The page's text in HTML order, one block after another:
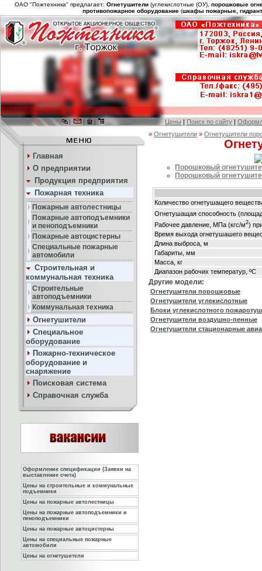
ОАО "Пожтехника" предлагает: Огнетушители (углекислотные (ОУ), порошковые
противопожарное оборудование (шкафы пожарные,
| | | Цены | Поиск по сайту |
Главная
О предприятии
Продукция предприятия
Пожарная техника
Пожарные автолестницы
Пожарные автоподъемники
и пеноподъемники
Пожарные автоцистерны
Специальные пожарные
автомобили
Строительная и
коммунальная техника
Строительные
автоподъемники
Коммунальная техника
Огнетушители
Специальное
оборудование
Пожарно-техническое
оборудование и
снаряжение
Поисковая система
Справочная служба
Оформление спецификации (Заявки на
выставление счета)
Цены на строительные и коммунальные
подъемники
Цены на пожарные автолестницы
Цены на пожарные автоподъемники и
пеноподъемники
Цены на пожарные автоцистерны
Цены на специальные пожарные
автомобили
Цены на огнетушители
» Огнетушители » Огнетушители
Порошковый
Порошковый
Количество огнетушащего
Огнетушащая способность
Рабочее давление, МПа (кгс/м2)
Время выхода огнетушашего
Длина выброса, м
Габариты, мм
Масса, кг
Диапазон рабочих температур, ºС
Другие модели:
Огнетушители порошковые
Огнетушители углекислотные
Блоки углекислотного
Огнетушители воздушно-пенные
Огнетушители стационарные